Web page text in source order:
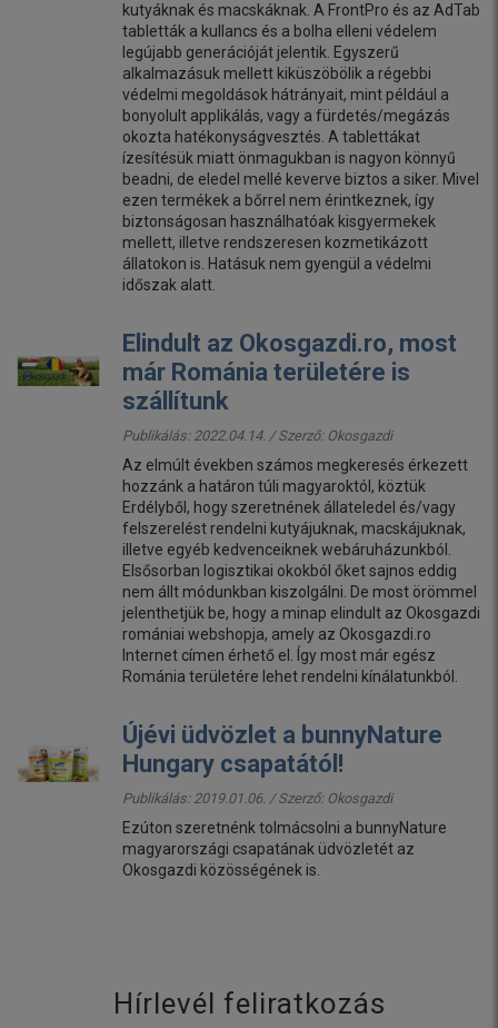
kutyáknak és macskáknak. A FrontPro és az AdTab
tabletták a kullancs és a bolha elleni védelem
legújabb generációját jelentik. Egyszerű
alkalmazásuk mellett kiküszöbölik a régebbi
védelmi megoldások hátrányait, mint például a
bonyolult applikálás, vagy a fürdetés/megázás
okozta hatékonyságvesztés. A tablettákat
ízesítésük miatt önmagukban is nagyon könnyű
beadni, de eledel mellé keverve biztos a siker. Mivel
ezen termékek a bőrrel nem érintkeznek, így
biztonságosan használhatóak kisgyermekek
mellett, illetve rendszeresen kozmetikázott
állatokon is. Hatásuk nem gyengül a védelmi
időszak alatt.
Elindult az Okosgazdi.ro, most
már Románia területére is
szállítunk
Publikálás: 2022.04.14. / Szerző: Okosgazdi
Az elmúlt években számos megkeresés érkezett
hozzánk a határon túli magyaroktól, köztük
Erdélyből, hogy szeretnének állateledel és/vagy
felszerelést rendelni kutyájuknak, macskájuknak,
illetve egyéb kedvenceiknek webáruházunkból.
Elsősorban logisztikai okokból őket sajnos eddig
nem állt módunkban kiszolgálni. De most örömmel
jelenthetjük be, hogy a minap elindult az Okosgazdi
romániai webshopja, amely az Okosgazdi.ro
Internet címen érhető el. Így most már egész
Románia területére lehet rendelni kínálatunkból.
Újévi üdvözlet a bunnyNature
Hungary csapatától!
Publikálás: 2019.01.06. / Szerző: Okosgazdi
Ezúton szeretnénk tolmácsolni a bunnyNature
magyarországi csapatának üdvözletét az
Okosgazdi közösségének is.
Hírlevél feliratkozás